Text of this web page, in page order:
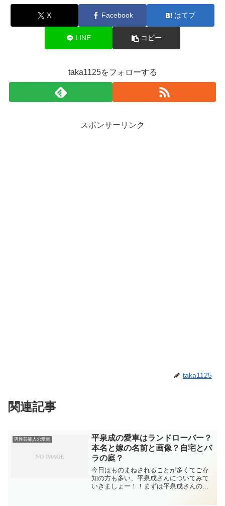
X Facebook はてブ
LINE コピー
taka1125をフォローする
スポンサーリンク
taka1125
関連記事
男性芸能人の愛車
平泉成の愛車はランドローバー？
本名と嫁の名前と画像？自宅とバ
ラの庭？
今日はものまねされることが多くてご存
知の方も多い、平泉成さんについてみて
いきましょー！！まずは平泉成さんのプ